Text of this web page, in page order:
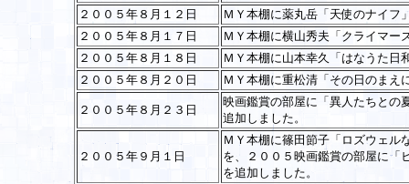
２００５年８月１２日
ＭＹ本棚に薬丸岳「天使のナイフ
２００５年８月１７日
ＭＹ本棚に横山秀夫「クライマー
２００５年８月１８日
ＭＹ本棚に山本幸久「はなうた日
２００５年８月２０日
ＭＹ本棚に重松清「その日のまえ
２００５年８月２３日
映画鑑賞の部屋に「異人たちとの
追加しました。
２００５年９月１日
ＭＹ本棚に篠田節子「ロズウェル
を、２００５映画鑑賞の部屋に
を追加しました。